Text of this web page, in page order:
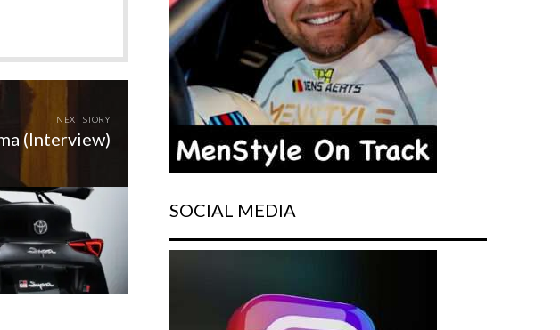
NEXT STORY
(Interview)
SOCIAL MEDIA